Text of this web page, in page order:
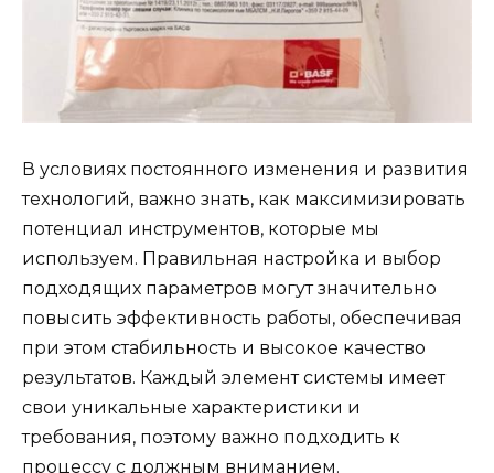
В условиях постоянного изменения и развития
технологий, важно знать, как максимизировать
потенциал инструментов, которые мы
используем. Правильная настройка и выбор
подходящих параметров могут значительно
повысить эффективность работы, обеспечивая
при этом стабильность и высокое качество
результатов. Каждый элемент системы имеет
свои уникальные характеристики и
требования, поэтому важно подходить к
процессу с должным вниманием.